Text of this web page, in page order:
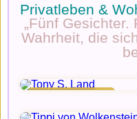
Privatleben &
„Fünf
Wahrheit, die